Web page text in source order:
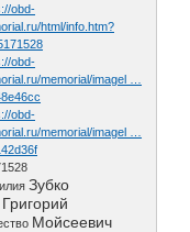
obd-
html/info.htm?
obd-
memorial/imagel …
obd-
memorial/imagel …
Зубко
Григорий
Мойсеевич